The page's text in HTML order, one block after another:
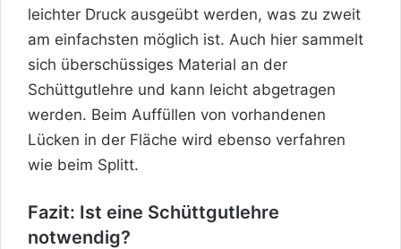
leichter Druck ausgeübt werden, was zu zweit
am einfachsten möglich ist. Auch hier sammelt
sich überschüssiges Material an der
Schüttgutlehre und kann leicht abgetragen
werden. Beim Auffüllen von vorhandenen
Lücken in der Fläche wird ebenso verfahren
wie beim Splitt.
Fazit: Ist eine Schüttgutlehre
notwendig?